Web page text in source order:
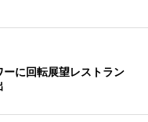
ーに回転展望レストラン